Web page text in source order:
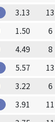
3.13 13
1.50 6
4.49 8
5.57 13
3.22 6
3.91 11